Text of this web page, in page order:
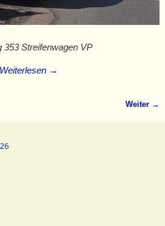
353 Streifenwagen VP
Weiterlesen →
Weiter →